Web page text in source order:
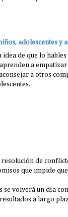
adolescentes y
idea de que lo
a
a otros
resolución de
que impide
se volverá un día
a largo